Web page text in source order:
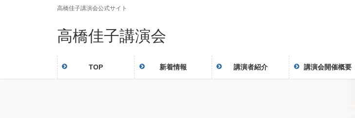
高橋佳子講演会公式サイト
高橋佳子講演会
TOP 新着情報 講演者紹介 講演会開催概要